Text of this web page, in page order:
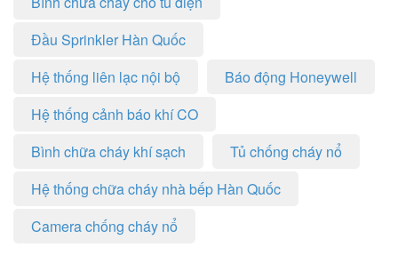
Đầu Sprinkler Hàn Quốc
Hệ thống liên lạc nội bộ
Báo động Honeywell
Hệ thống cảnh báo khí CO
Bình chữa cháy khí sạch
Tủ chống cháy nổ
Hệ thống chữa cháy nhà bếp Hàn Quốc
Camera chống cháy nổ